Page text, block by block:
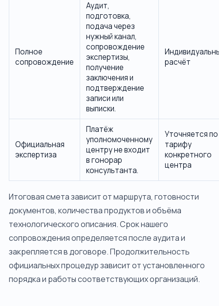
Полное
сопровождение
Аудит,
подготовка,
подача через
нужный канал,
сопровождение
экспертизы,
получение
заключения и
подтверждение
записи или
выписки.
расчёт
Официальная
экспертиза
Платёж
уполномоченному
центру не входит
в гонорар
консультанта.
Уточняется по
тарифу
конкретного
центра
Итоговая смета зависит от маршрута, готовности
документов, количества продуктов и объёма
технологического описания. Срок нашего
сопровождения определяется после аудита и
закрепляется в договоре. Продолжительность
официальных процедур зависит от установленного
порядка и работы соответствующих организаций.